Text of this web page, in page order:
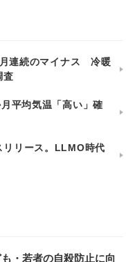
連続のマイナス 冷暖
査
平均気温「高い」確
リリース。LLMO時代
・若者の自殺防止に向